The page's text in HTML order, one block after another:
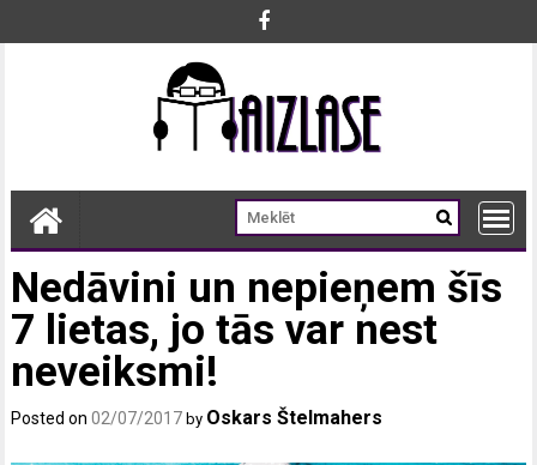
Nedāvini un nepieņem šīs
7 lietas, jo tās var nest
neveiksmi!
Posted on02/07/2017 by Oskars Štelmahers